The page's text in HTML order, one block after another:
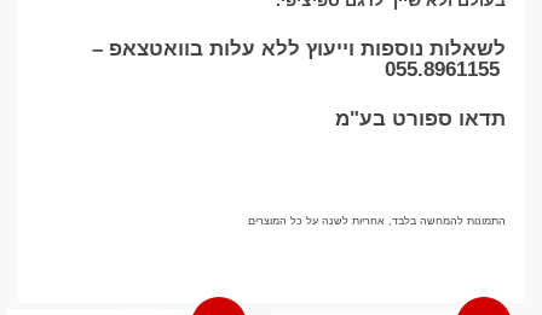
לשאלות נוספות וייעוץ ללא עלות בוואטצאפ –
055.8961155
תדאו ספורט בע"מ
התמונות להמחשה בלבד, אחריות לשנה על כל המוצרים